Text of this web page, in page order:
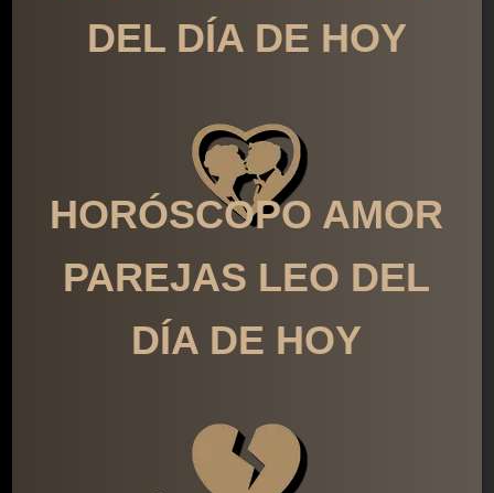
DEL DÍA DE HOY
HORÓSCOPO AMOR
PAREJAS LEO DEL
DÍA DE HOY